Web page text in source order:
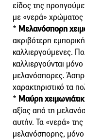
είδος της
με «νερά» χρώματος
* Μελανόσπορη
ακριβότερη
καλλιεργούμενες.
καλλιεργούνται
μελανόσπορες.
χαρακτηριστικό τα
* Μαύρη
αξίας από τη
αυτήν. Τα «νερά»
μελανόσπορης, μόνο